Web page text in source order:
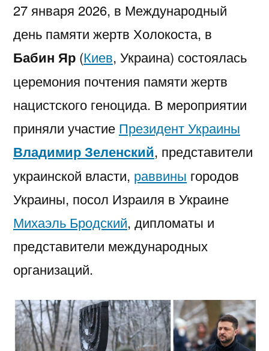
על
עצמן
to
Pick
Each
Other
27 января 2026, в Международный
день памяти жертв Холокоста, в
Бабин Яр (Киев, Украина) состоялась
церемония почтения памяти жертв
нацистского геноцида. В мероприятии
приняли участие Президент Украины
Владимир Зеленский, представители
украинской власти, раввины городов
Украины, посол Израиля в Украине
Михаэль Бродский, дипломаты и
представители международных
организаций.